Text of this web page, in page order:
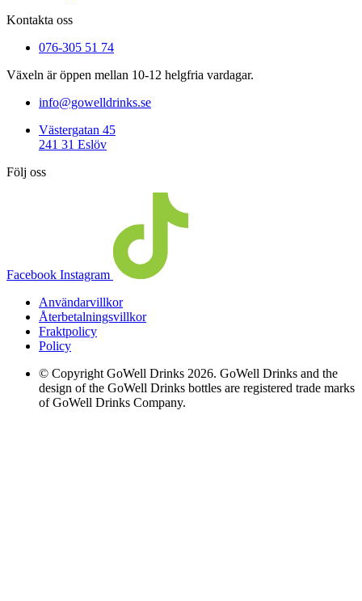
Kontakta oss
076-305 51 74
Växeln är öppen mellan 10-12 helgfria vardagar.
info@gowelldrinks.se
Västergatan 45
241 31 Eslöv
Följ oss
Facebook Instagram
Användarvillkor
Återbetalningsvillkor
Fraktpolicy
Policy
© Copyright GoWell Drinks 2026. GoWell Drinks and the
design of the GoWell Drinks bottles are registered trade marks
of GoWell Drinks Company.